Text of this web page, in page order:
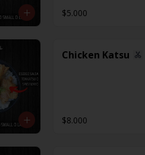
$5.000
Chicken Katsu
$8.000